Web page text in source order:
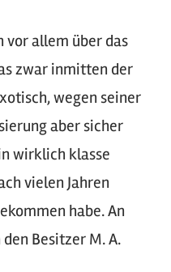
vor allem über das
zwar inmitten der
wegen seiner
aber sicher
wirklich klasse
vielen Jahren
habe. An
Besitzer M. A.